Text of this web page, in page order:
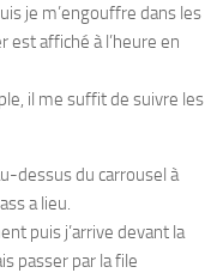
je m’engouffre dans les
est affiché à l’heure en
il me suffit de suivre les
dessus du carrousel à
a lieu.
puis j’arrive devant la
passer par la file